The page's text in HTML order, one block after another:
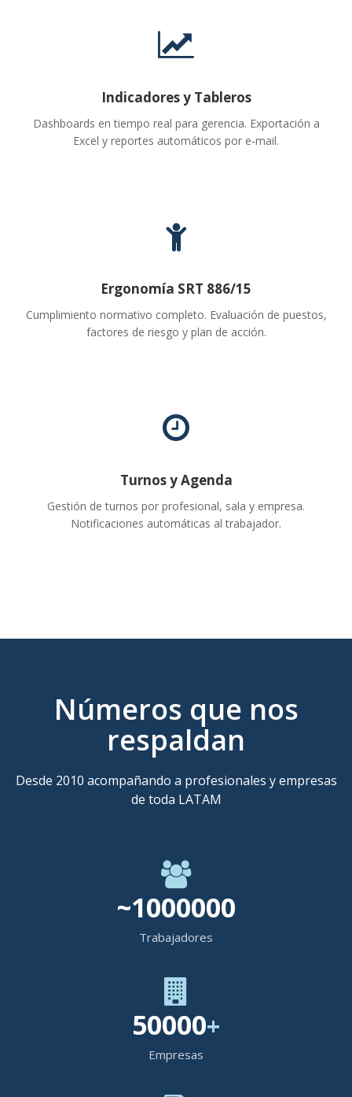
Indicadores y Tableros
Dashboards en tiempo real para gerencia. Exportación a
Excel y reportes automáticos por e-mail.
Ergonomía SRT 886/15
Cumplimiento normativo completo. Evaluación de puestos,
factores de riesgo y plan de acción.
Turnos y Agenda
Gestión de turnos por profesional, sala y empresa.
Notificaciones automáticas al trabajador.
Números que nos
respaldan
Desde 2010 acompañando a profesionales y empresas
de toda LATAM
~1000000
Trabajadores
50000+
Empresas